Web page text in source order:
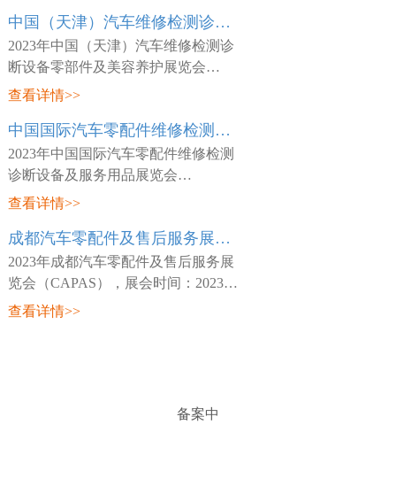
中国（天津）汽车维修检测诊断设备零部件及美容养护展览会 AMR
2023年中国（天津）汽车维修检测诊
断设备零部件及美容养护展览会
（AMR），展会时间：2023年03月23
咸水沽镇国展大道888号-国家会展中
心(天津)，主
查看详情>>
中国国际汽车零配件维修检测诊断设备及服务用品展览会 Automechanika Shanghai
2023年中国国际汽车零配件维修检测
诊断设备及服务用品展览会
（Automechanika Shanghai），展会时
地点：中国-深圳-宝安区福海街道展城
路1号-深圳国际会
查看详情>>
成都汽车零配件及售后服务展览会 CAPAS
2023年成都汽车零配件及售后服务展
览会（CAPAS），展会时间：2023年
05月18日~05月20日，展会地点：中
查看详情>>
备案中